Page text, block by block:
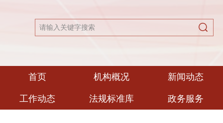
首页 机构概况 新闻动态
工作动态 法规标准库 政务服务